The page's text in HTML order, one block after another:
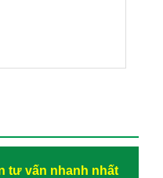
tư vấn nhanh nhất